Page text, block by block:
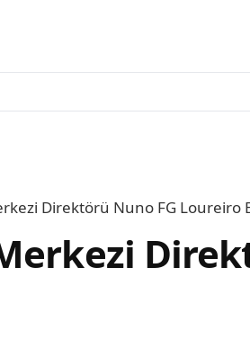
Direktörü Nuno FG Loureiro